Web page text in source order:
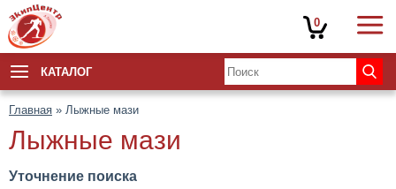
КАТАЛОГ
Главная » Лыжные мази
Лыжные мази
Уточнение поиска
0